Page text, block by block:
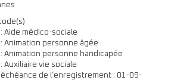
Aide médico-sociale
Animation personne âgée
Animation personne handicapée
Auxiliaire vie sociale
de l’enregistrement : 01-09-